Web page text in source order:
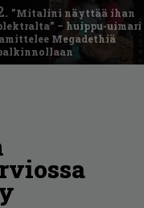
”Mitalini näyttää ihan
– huippu-uimari
Megadethiä